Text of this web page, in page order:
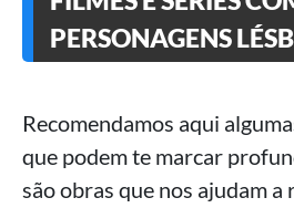
PERSONAGENS
Recomendamos aqui
que podem te marcar
são obras que nos ajudam